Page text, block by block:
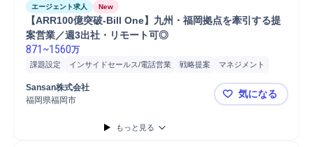
エージェント求人 New
【ARR100億突破-Bill One】九州・福岡拠点を牽引する提
案営業／週3出社・リモート可◎
871 ~1560万
課題設定 インサイドセールス/電話営業 戦略提案
マネジメント
プロダクト開発
クロスセル
アップセル 開発
事業推進
コンサルティング業務
新規事業 法人営業
Sansan株式会社
福岡県福岡市
【ARR100
気になる
もっと見る